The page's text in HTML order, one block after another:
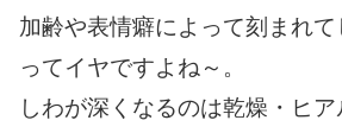
加齢や表情癖によって刻まれ
ってイヤですよね～。
しわが深くなるのは乾燥・ヒ